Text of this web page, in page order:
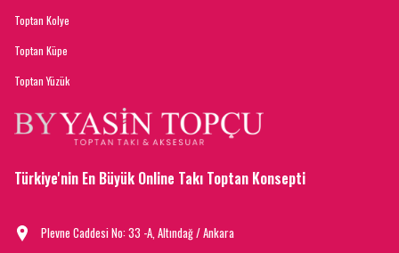
Toptan Kolye
Toptan Küpe
Toptan Yüzük
Türkiye'nin En Büyük Online Takı Toptan Konsepti
Plevne Caddesi No: 33 -A, Altındağ / Ankara